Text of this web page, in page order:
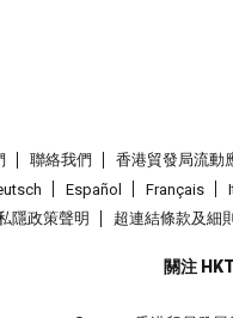
聯絡我們 香港貿發局流動
Español Français
隱政策聲明 超連結條款及細
關注